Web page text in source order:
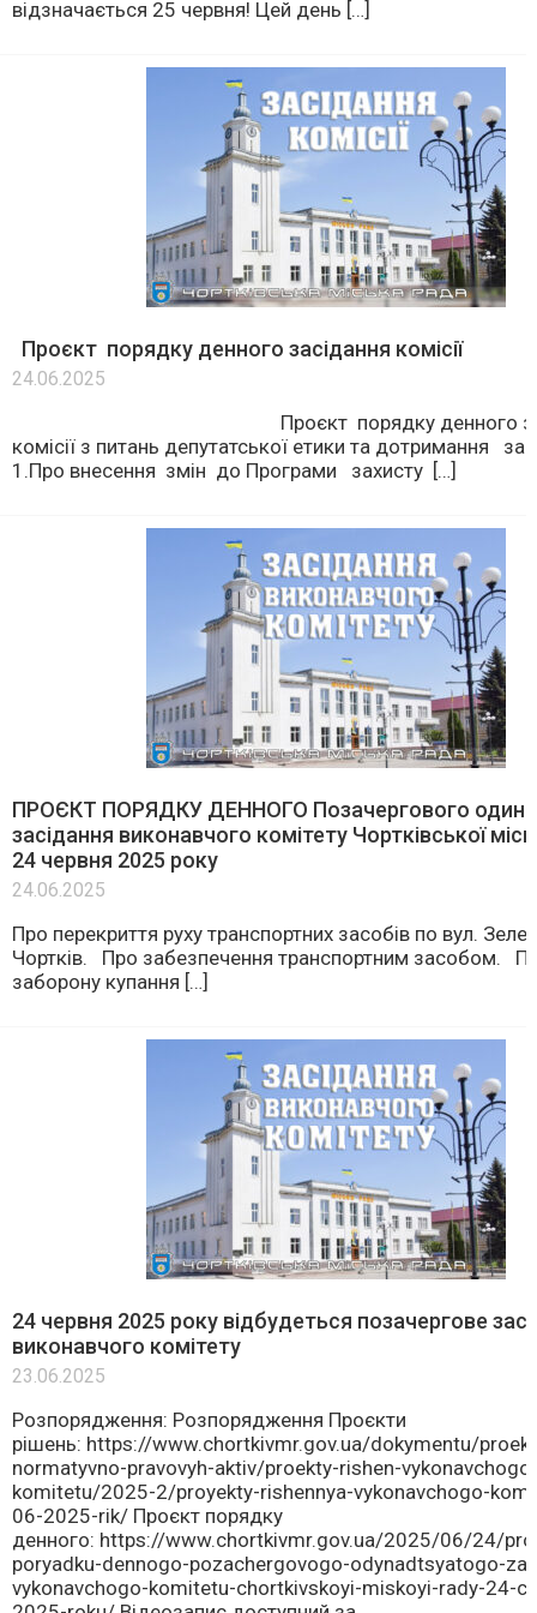
відзначається 25 червня! Цей день […]
Проєкт порядку денного засідання комісії
24.06.2025
Проєкт порядку денного
комісії з питань депутатської етики та дотримання
1.Про внесення змін до Програми захисту […]
ПРОЄКТ ПОРЯДКУ ДЕННОГО Позачергового
засідання виконавчого комітету Чортківської
24 червня 2025 року
24.06.2025
Про перекриття руху транспортних засобів по вул.
Чортків. Про забезпечення транспортним засобом.
заборону купання […]
24 червня 2025 року відбудеться позачергове
виконавчого комітету
23.06.2025
Розпорядження: Розпорядження Проєкти
рішень: https://www.chortkivmr.gov.ua/dokymentu/
normatyvno-pravovyh-aktiv/proekty-rishen-
komitetu/2025-2/proyekty-rishennya-vykonavchogo-
06-2025-rik/ Проєкт порядку
денного: https://www.chortkivmr.gov.ua/2025/06/24/
poryadku-dennogo-pozachergovogo-odynadtsyatogo-
vykonavchogo-komitetu-chortkivskoyi-miskoyi-rady-24-